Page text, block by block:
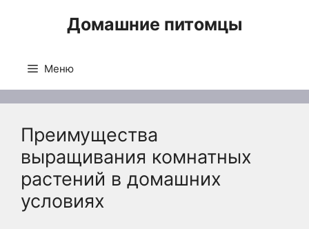
Домашние питомцы
Меню
Преимущества
выращивания комнатных
растений в домашних
условиях